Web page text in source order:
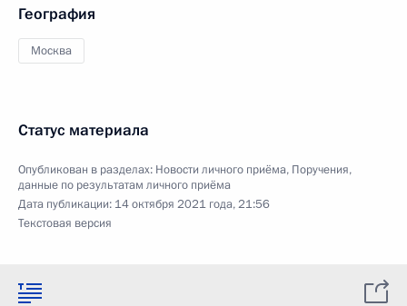
География
Москва
Статус материала
Опубликован в разделах: Новости личного приёма, Поручения,
данные по результатам личного приёма
Дата публикации: 14 октября 2021 года, 21:56
Текстовая версия